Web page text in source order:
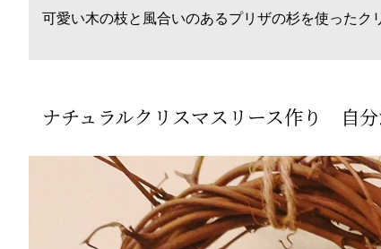
可愛い木の枝と風合いのあるプリザの杉を使ったク
ナチュラルクリスマスリース作り 自